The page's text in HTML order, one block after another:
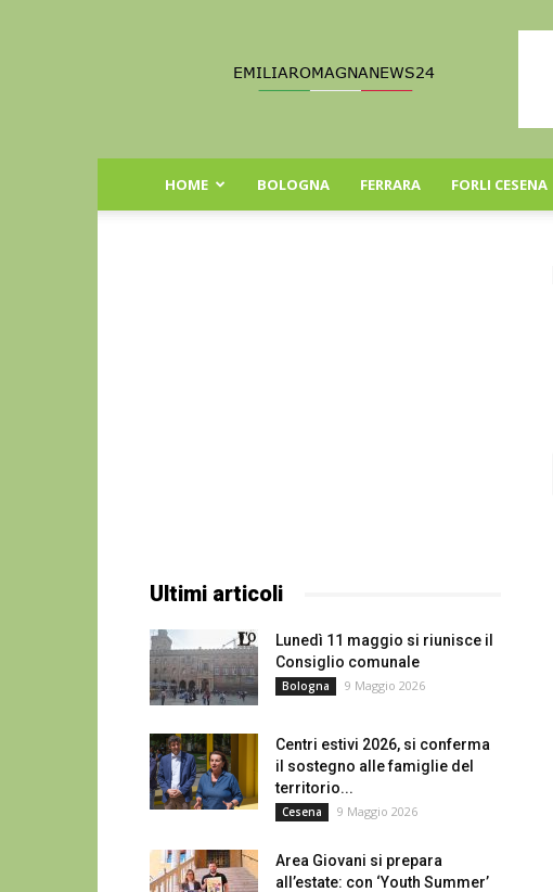
Romagna
HOME BOLOGNA FERRARA FORLI CESENA
Ultimi articoli
Lunedì 11 maggio si riunisce il
Consiglio comunale
Bologna 9 Maggio 2026
Centri estivi 2026, si conferma
il sostegno alle famiglie del
territorio...
Cesena 9 Maggio 2026
Area Giovani si prepara
all’estate: con ‘Youth Summer’